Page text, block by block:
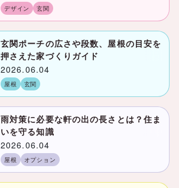
デザイン 玄関
玄関ポーチの広さや段数、屋根の目安を
押さえた家づくりガイド
2026.06.04
屋根 玄関
雨対策に必要な軒の出の長さとは？住ま
いを守る知識
2026.06.04
屋根 オプション